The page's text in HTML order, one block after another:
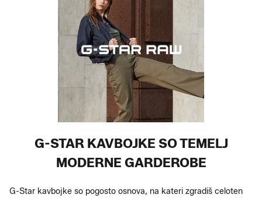
G-STAR KAVBOJKE SO TEMELJ
MODERNE GARDEROBE
G-Star kavbojke so pogosto osnova, na kateri zgradiš celoten